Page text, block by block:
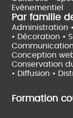
Evènementiel
Par famille
Administration
• Décoration •
Conception
Conservation
• Diffusion •
Formation